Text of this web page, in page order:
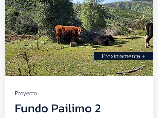
Próximamente +
Proyecto
Fundo Pailimo 2